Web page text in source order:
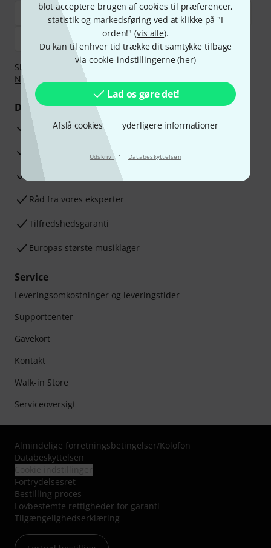
blot acceptere brugen af cookies til præferencer,
statistik og markedsføring ved at klikke på "I
orden!" (vis alle).
Du kan til enhver tid trække dit samtykke tilbage
via cookie-indstillingerne (her)
Lad os gøre det!
Afslå cookies yderligere informationer
Udskriv · Databeskyttelsen
Sikker betaling med Bankoverførsel, PayPal,Klarna Betal
Nu
Klarna betaling i ratereller Kreditkort.
Dine fordele
3 års Thomann Garanti
30 dages money back garanti
Råd fra vores eksperter
Tilfredshedsgaranti
Europas største musiklager
Service
Leveringsomkostninger og leveringstider
Supportcenter
Gavekort
Kontakt
Walk-in Store
Serviceoversigt
Almindelige forretningsbetingelser/Kolofon
Databeskyttelsen
Fortrydelsesret
Bestilling proces
Lovbestemte rettigheder for garanti
Tilgængelighedserklæring